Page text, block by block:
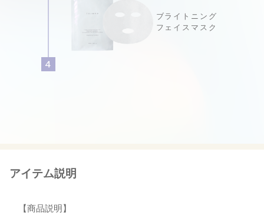
ブライトニング
フェイスマスク
アイテム説明
【商品説明】